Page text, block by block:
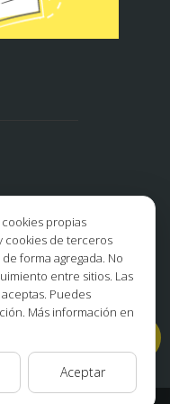
propias
cookies de terceros
forma agregada. No
entre sitios. Las
Puedes
Más información en
Aceptar